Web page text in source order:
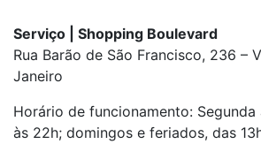
Serviço | Shopping Boulevard
Rua Barão de São Francisco, 236 –
Janeiro
Horário de funcionamento: Segunda
às 22h; domingos e feriados, das